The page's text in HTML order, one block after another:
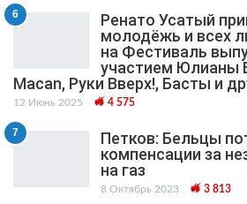
6
Ренато Усатый
молодёжь и всех
на Фестиваль
участием Юлианы
Macan, Руки Вверх!, Басты и
12 Июнь 2025 4 575
7
Петков: Бельцы
компенсации за
на газ
8 Октябрь 2023 3 813